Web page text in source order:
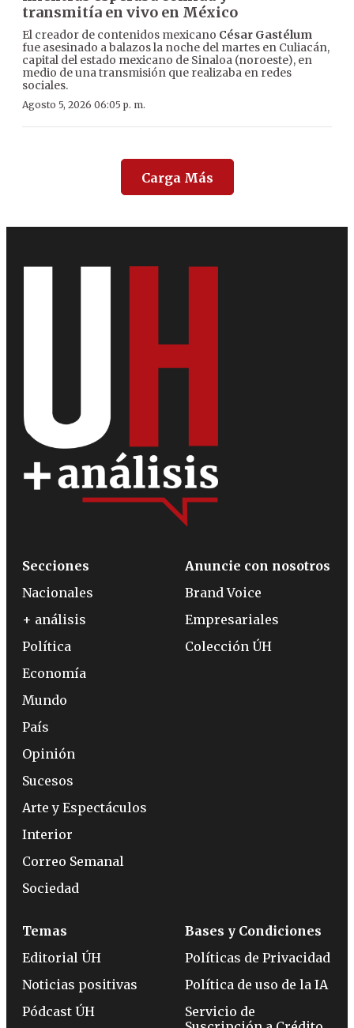
transmitía en vivo en México
El creador de contenidos mexicano César Gastélum
fue asesinado a balazos la noche del martes en Culiacán,
capital del estado mexicano de Sinaloa (noroeste), en
medio de una transmisión que realizaba en redes
sociales.
Agosto 5, 2026 06:05 p. m.
Carga Más
Secciones
Nacionales
+ análisis
Política
Economía
Mundo
País
Opinión
Sucesos
Arte y Espectáculos
Interior
Correo Semanal
Sociedad
Anuncie con nosotros
Brand Voice
Empresariales
Colección ÚH
Temas
Editorial ÚH
Noticias positivas
Pódcast ÚH
Bases y Condiciones
Políticas de Privacidad
Política de uso de la IA
Servicio de